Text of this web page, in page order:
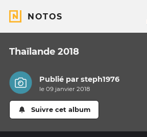
NOTOS
Thaïlande 2018
Publié parsteph1976
le 09 janvier 2018
Suivre cet album